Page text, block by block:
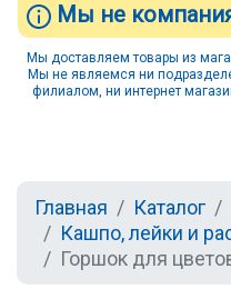
Мы не
Мы доставляем товары из
Мы не являемся ни
филиалом, ни интернет
Главная Каталог
Кашпо, лейки и
Горшок для